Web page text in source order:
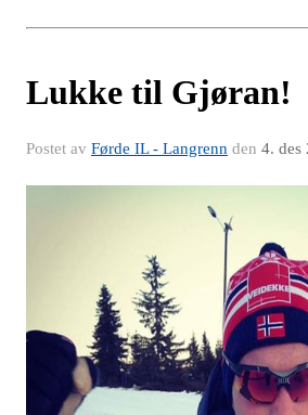
Lukke til Gjøran!
Postet av Førde IL - Langrenn den 4. des